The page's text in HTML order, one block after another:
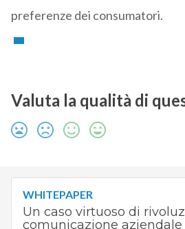
preferenze dei consumatori.
Valuta la qualità di
WHITEPAPER
Un caso virtuoso di
comunicazione aziendale